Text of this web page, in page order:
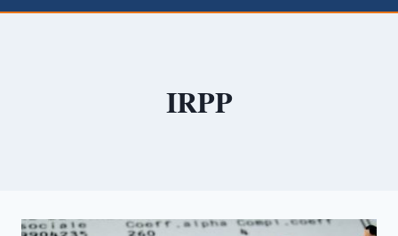
IRPP